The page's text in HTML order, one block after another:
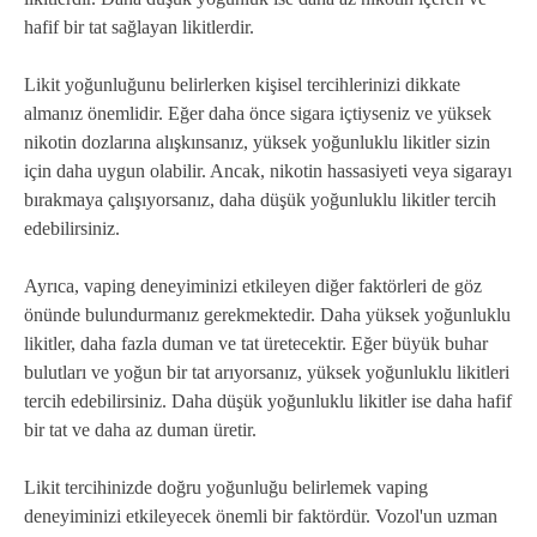
hafif bir tat sağlayan likitlerdir.
Likit yoğunluğunu belirlerken kişisel tercihlerinizi dikkate
almanız önemlidir. Eğer daha önce sigara içtiyseniz ve yüksek
nikotin dozlarına alışkınsanız, yüksek yoğunluklu likitler sizin
için daha uygun olabilir. Ancak, nikotin hassasiyeti veya sigarayı
bırakmaya çalışıyorsanız, daha düşük yoğunluklu likitler tercih
edebilirsiniz.
Ayrıca, vaping deneyiminizi etkileyen diğer faktörleri de göz
önünde bulundurmanız gerekmektedir. Daha yüksek yoğunluklu
likitler, daha fazla duman ve tat üretecektir. Eğer büyük buhar
bulutları ve yoğun bir tat arıyorsanız, yüksek yoğunluklu likitleri
tercih edebilirsiniz. Daha düşük yoğunluklu likitler ise daha hafif
bir tat ve daha az duman üretir.
Likit tercihinizde doğru yoğunluğu belirlemek vaping
deneyiminizi etkileyecek önemli bir faktördür. Vozol'un uzman